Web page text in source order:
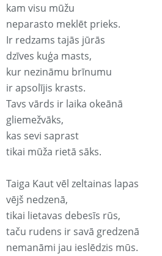
kam visu mūžu
neparasto meklēt prieks.
Ir redzams tajās jūrās
dzīves kuģa masts,
kur nezināmu brīnumu
ir apsolījis krasts.
Tavs vārds ir laika okeānā
gliemežvāks,
kas sevi saprast
tikai mūža rietā sāks.
Taiga Kaut vēl zeltainas lapas
vējš nedzenā,
tikai lietavas debesīs rūs,
taču rudens ir savā gredzenā
nemanāmi jau ieslēdzis mūs.